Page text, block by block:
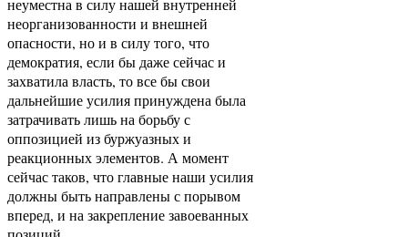
неорганизованности и внешней
опасности, но и в силу того, что
демократия, если бы даже сейчас и
захватила власть, то все бы свои
дальнейшие усилия принуждена была
затрачивать лишь на борьбу с
оппозицией из буржуазных и
реакционных элементов. А момент
сейчас таков, что главные наши усилия
должны быть направлены с порывом
вперед, и на закрепление завоеванных